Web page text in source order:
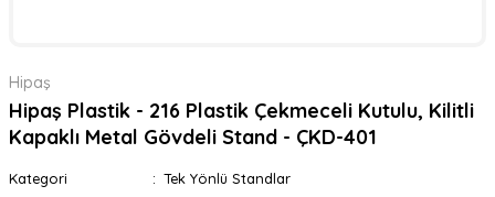
Hipaş
Hipaş Plastik - 216 Plastik Çekmeceli Kutulu, Kilitli
Kapaklı Metal Gövdeli Stand - ÇKD-401
Kategori
Tek Yönlü Standlar